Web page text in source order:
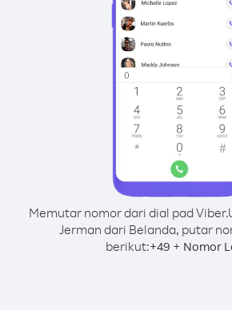
Memutar nomor dari dial pad Viber.
Jerman dari Belanda, putar
berikut:+49 + Nomor